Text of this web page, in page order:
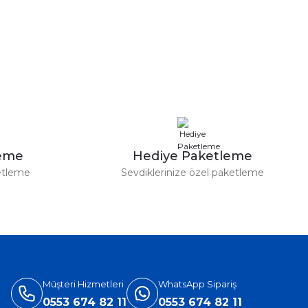
Hediye Paketleme
Sevdiklerinize özel paketleme
Müşteri Hizmetleri
0553 674 82 11
WhatsApp Sipariş
0553 674 82 11